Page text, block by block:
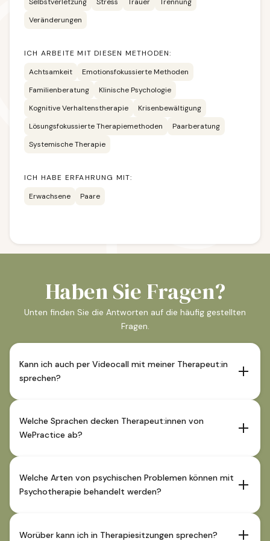
Veränderungen
ICH ARBEITE MIT DIESEN METHODEN:
Achtsamkeit
Emotionsfokussierte Methoden
Familienberatung
Klinische Psychologie
Kognitive Verhaltenstherapie
Krisenbewältigung
Lösungsfokussierte Therapiemethoden
Paarberatung
Systemische Therapie
ICH HABE ERFAHRUNG MIT:
Erwachsene
Paare
Haben Sie Fragen?
Unten finden Sie die Antworten auf die häufig gestellten
Fragen.
Kann ich auch per Videocall mit meiner Therapeut:in
sprechen?
über Videocall möglich. Diese Angabe ist im
Therapeutenprofil ersichtlich.
Welche Sprachen decken Therapeut:innen von
WePractice ab?
auch Englisch und weitere Fremdsprachen ab. Nähere
Angaben zur Sprachabdeckung finden Sie im Profil der
Welche Arten von psychischen Problemen können mit
Psychotherapie behandelt werden?
Problemen eingesetzt werden, wie z.B. bei Depressionen,
Worüber kann ich in Therapiesitzungen sprechen?